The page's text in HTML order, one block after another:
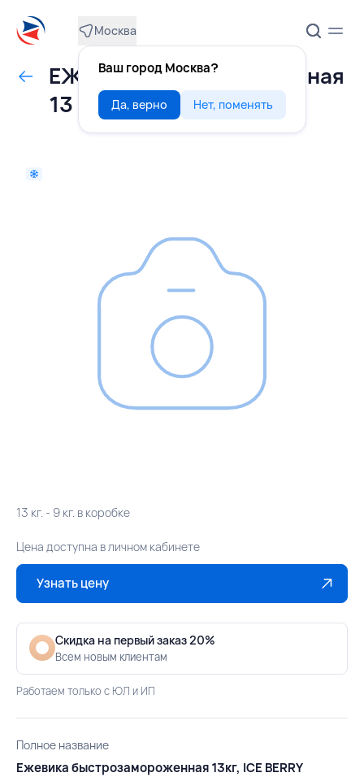
Москва
Ваш город Москва?
Да, верно Нет, поменять
ЕЖЕВИКА свежемороженая
13 кг, СЕРБИЯ
13 кг. - 9 кг. в коробке
Цена доступна в личном кабинете
Узнать цену
Скидка на первый заказ 20%
Всем новым клиентам
Работаем только с ЮЛ и ИП
Полное название
Ежевика быстрозамороженная 13кг, ICE BERRY